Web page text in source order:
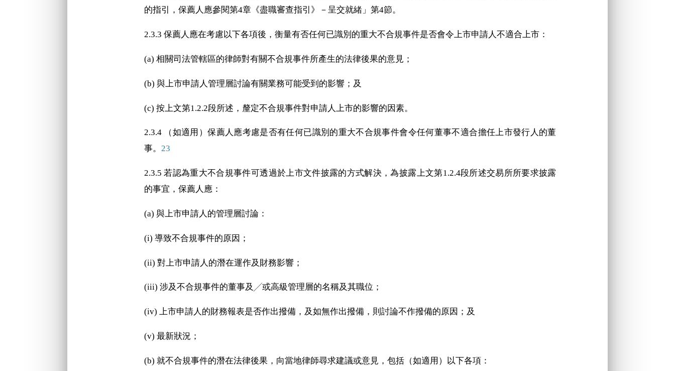
的指引，保薦人應參閱第4章《盡職審查指引》－呈交就緒」第4節。
2.3.3 保薦人應在考慮以下各項後，衡量有否任何已識別的重大不合規事件是否會令上市申請人不適合上市：
(a) 相關司法管轄區的律師對有關不合規事件所產生的法律後果的意見；
(b) 與上市申請人管理層討論有關業務可能受到的影響；及
(c) 按上文第1.2.2段所述，釐定不合規事件對申請人上市的影響的因素。
2.3.4 （如適用）保薦人應考慮是否有任何已識別的重大不合規事件會令任何董事不適合擔任上市發行人的董
事。 23
2.3.5 若認為重大不合規事件可透過於上市文件披露的方式解決，為披露上文第1.2.4段所述交易所所要求披露
的事宜，保薦人應：
(a) 與上市申請人的管理層討論：
(i) 導致不合規事件的原因；
(ii) 對上市申請人的潛在運作及財務影響；
(iii) 涉及不合規事件的董事及╱或高級管理層的名稱及其職位；
(iv) 上市申請人的財務報表是否作出撥備，及如無作出撥備，則討論不作撥備的原因；及
(v) 最新狀況；
(b) 就不合規事件的潛在法律後果，向當地律師尋求建議或意見，包括（如適用）以下各項：